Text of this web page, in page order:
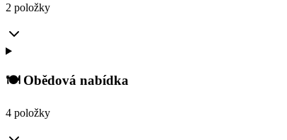
2 položky
🍽️ Obědová nabídka
4 položky